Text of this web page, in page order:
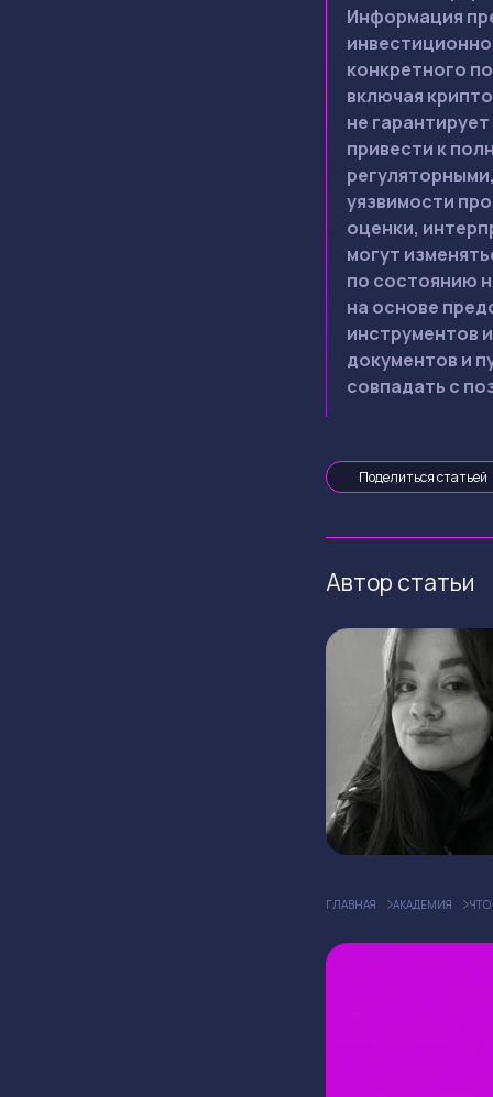
Информация
конкретного
включая
не
привести к
уязвимости
оценки,
могут
по состоянию
на основе
инструментов
документов и
совпадать с
Поделиться статьей
Автор статьи
ГЛАВНАЯ АКАДЕМИЯ ЧТО